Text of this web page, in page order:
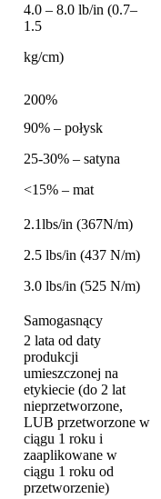
4.0 – 8.0 lb/in (0.7–
1.5
kg/cm)
200%
90% – połysk
25-30% – satyna
<15% – mat
2.1lbs/in (367N/m)
2.5 lbs/in (437 N/m)
3.0 lbs/in (525 N/m)
Samogasnący
2 lata od daty
produkcji
umieszczonej na
etykiecie (do 2 lat
nieprzetworzone,
LUB przetworzone w
ciągu 1 roku i
zaaplikowane w
ciągu 1 roku od
przetworzenie)